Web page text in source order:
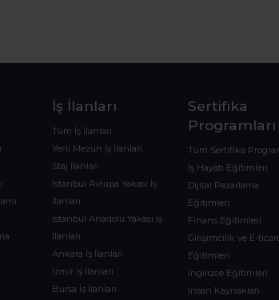
İş İlanları
Tüm İş İlanları
Yeni Mezun İş İlanları
Staj İlanları
İstanbul Avrupa Yakası İş
İlanları
İstanbul Anadolu Yakası İş
İlanları
Ankara İş İlanları
İzmir İş İlanları
Bursa İş İlanları
Sertifika
Programları
Tüm Sertifika
İş Hayatı Eğitimleri
Dijital Pazarlama
Eğitimleri
Finans Eğitimleri
Girişimcilik ve E-
Eğitimleri
İngilizce Eğitimleri
İnsan Kaynakları